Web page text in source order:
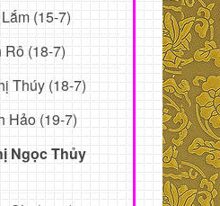
(15-7)
Rô (18-7)
Thúy (18-7)
Hảo (19-7)
Ngọc Thủy